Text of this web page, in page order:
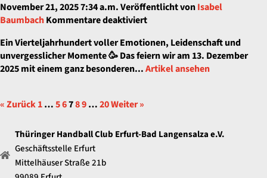
November 21, 2025 7:34 a.m.Veröffentlicht vonIsabel
BaumbachKommentare deaktiviertfür
25
Jahre
Leidenschaft
Ein Vierteljahrhundert voller Emotionen, Leidenschaft und
unvergesslicher Momente 🥳 Das feiern wir am 13. Dezember
2025 mit einem ganz besonderen...Artikel ansehen
« Zurück1…56789…20Weiter »
Thüringer Handball Club Erfurt-Bad Langensalza e.V.
Geschäftsstelle Erfurt
Mittelhäuser Straße 21b